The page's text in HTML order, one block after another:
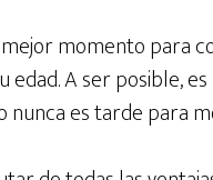
momento para
edad. A ser posible,
es tarde para